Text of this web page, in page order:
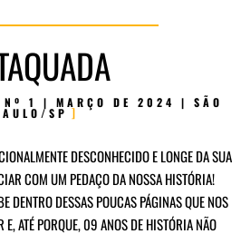
1 | MARÇO DE 2024 | SÃO
SP
DESCONHECIDO E LONGE DA SUA
COM UM PEDAÇO DA NOSSA HISTÓRIA!
DENTRO DESSAS POUCAS PÁGINAS QUE NOS
ATÉ PORQUE, 09 ANOS DE HISTÓRIA NÃO